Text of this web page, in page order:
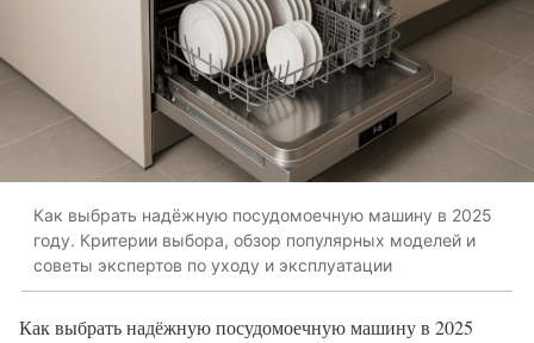
Как выбрать надёжную посудомоечную машину в 2025
году. Критерии выбора, обзор популярных моделей и
советы экспертов по уходу и эксплуатации
Как выбрать надёжную посудомоечную машину в 2025